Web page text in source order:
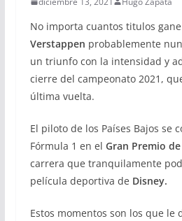
No importa cuantos titulos
Verstappen probablemente
un triunfo con la intensidad y
cierre del campeonato 2021,
última vuelta.
El piloto de los Países Bajos se
Fórmula 1 en el Gran Premio
carrera que tranquilamente
película deportiva de Disney.
Estos momentos son los que le